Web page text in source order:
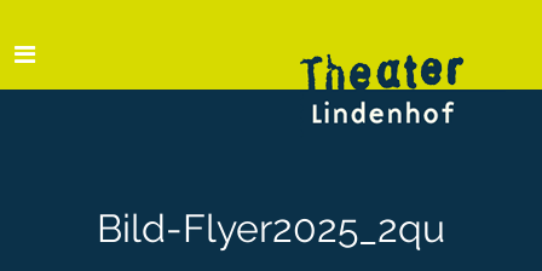
Bild-Flyer2025_2qu